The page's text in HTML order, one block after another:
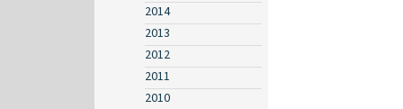
2014
2013
2012
2011
2010